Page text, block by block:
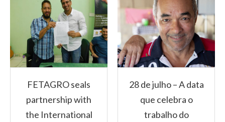
FETAGRO seals
partnership with
the International
28 de julho – A data
que celebra o
trabalho do